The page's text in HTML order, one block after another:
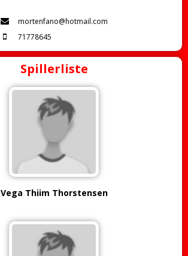
mortenfano@hotmail.com
71778645
Spillerliste
Vega Thiim Thorstensen